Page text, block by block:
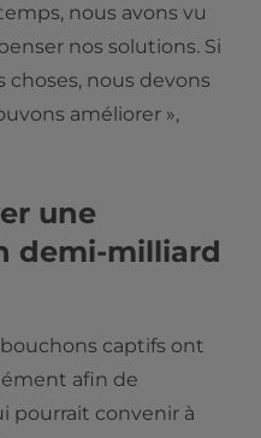
nous avons vu
nos solutions. Si
choses, nous devons
améliorer »,
une
demi-milliard
captifs ont
afin de
pourrait convenir à